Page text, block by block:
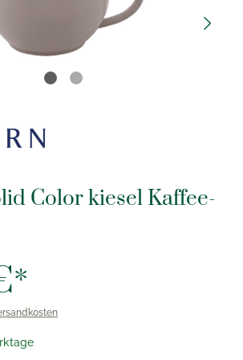
Color kiesel Kaffee-